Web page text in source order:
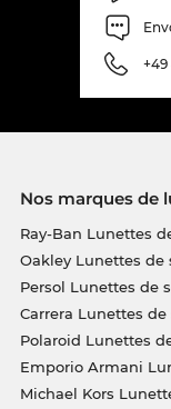
Nos marques de
Ray-Ban Lunettes
Oakley Lunettes de
Persol Lunettes de
Carrera Lunettes de
Polaroid Lunettes
Emporio Armani
Michael Kors